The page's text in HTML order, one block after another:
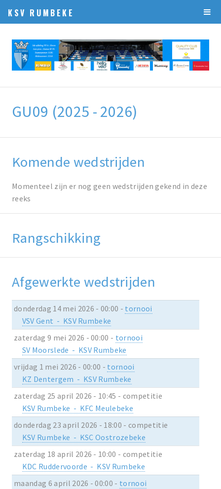
KSV RUMBEKE
GU09 (2025 - 2026)
Komende wedstrijden
Momenteel zijn er nog geen wedstrijden gekend in deze
reeks
Rangschikking
Afgewerkte wedstrijden
donderdag 14 mei 2026 - 00:00 - tornooi
VSV Gent - KSV Rumbeke
zaterdag 9 mei 2026 - 00:00 - tornooi
SV Moorslede - KSV Rumbeke
vrijdag 1 mei 2026 - 00:00 - tornooi
KZ Dentergem - KSV Rumbeke
zaterdag 25 april 2026 - 10:45 - competitie
KSV Rumbeke - KFC Meulebeke
donderdag 23 april 2026 - 18:00 - competitie
KSV Rumbeke - KSC Oostrozebeke
zaterdag 18 april 2026 - 10:00 - competitie
KDC Ruddervoorde - KSV Rumbeke
maandag 6 april 2026 - 00:00 - tornooi